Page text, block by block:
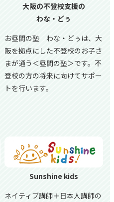
大阪の不登校支援の
わな・どぅ
お昼間の塾 わな・どぅは、大
阪を拠点にした不登校のお子さ
まが通う＜昼間の塾＞です。不
登校の方の将来に向けてサポー
トを行います。
Sunshine kids
ネイティブ講師＋日本人講師の